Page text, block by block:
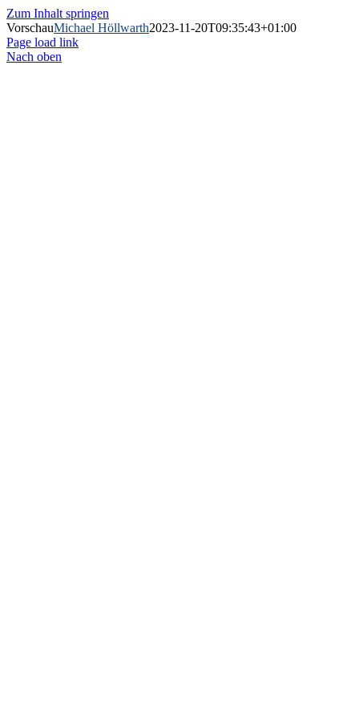
Zum Inhalt springen
VorschauMichael Höllwarth2023-11-20T09:35:43+01:00
Page load link
Nach oben